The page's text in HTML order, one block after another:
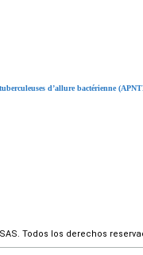
d’allure bactérienne
Todos los derechos